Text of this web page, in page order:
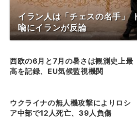
イラン人は「チェスの名手」
喩にイランが反論
西欧の6月と7月の暑さは観測史上最
高を記録、EU気候監視機関
ウクライナの無人機攻撃によりロシ
ア中部で12人死亡、39人負傷